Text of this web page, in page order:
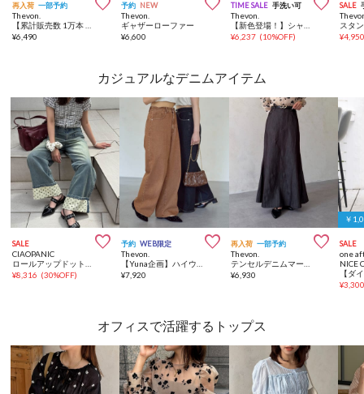
再入荷 一部予約
Thevon.
¥6,490
予約 NEW
Thevon.
ギャザーローファー
¥6,600
TIME SALE 手洗い可
Thevon.
¥6,237 (10%OFF)
SALE
¥
カジュアルなデニムアイテム
SALE 
CIAOPANIC
¥8,316 (30%OFF)
予約 WEB限定 
Thevon.
¥7,920
再入荷 一部予約 
Thevon.
¥6,930
￥
SALE
one
NICE
¥
オフィスで活躍するトップス